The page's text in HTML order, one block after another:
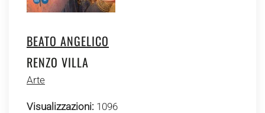
BEATO ANGELICO
RENZO VILLA
Arte
Visualizzazioni: 1096